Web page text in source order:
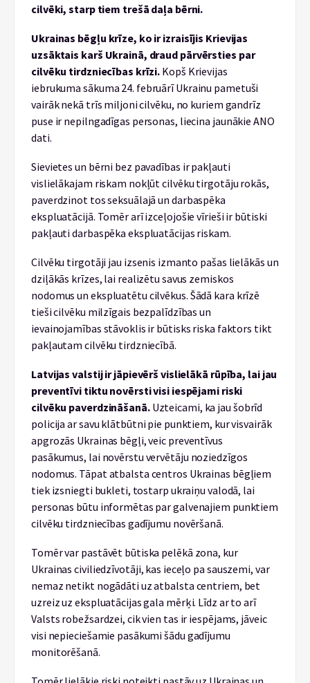
cilvēki, starp tiem trešā daļa bērni.
Ukrainas bēgļu krīze, ko ir izraisījis Krievijas
uzsāktais karš Ukrainā, draud pārvērsties par
cilvēku tirdzniecības krīzi. Kopš Krievijas
iebrukuma sākuma 24. februārī Ukrainu pametuši
vairāk nekā trīs miljoni cilvēku, no kuriem gandrīz
puse ir nepilngadīgas personas, liecina jaunākie ANO
dati.
Sievietes un bērni bez pavadības ir pakļauti
vislielākajam riskam nokļūt cilvēku tirgotāju rokās,
paverdzinot tos seksuālajā un darbaspēka
ekspluatācijā. Tomēr arī izceļojošie vīrieši ir būtiski
pakļauti darbaspēka ekspluatācijas riskam.
Cilvēku tirgotāji jau izsenis izmanto pašas lielākās un
dziļākās krīzes, lai realizētu savus zemiskos
nodomus un ekspluatētu cilvēkus. Šādā kara krīzē
tieši cilvēku milzīgais bezpalīdzības un
ievainojamības stāvoklis ir būtisks riska faktors tikt
pakļautam cilvēku tirdzniecībā.
Latvijas valstij ir jāpievērš vislielākā rūpība, lai jau
preventīvi tiktu novērsti visi iespējami riski
cilvēku paverdzināšanā.Uzteicami, ka jau šobrīd
policija ar savu klātbūtni pie punktiem, kur visvairāk
apgrozās Ukrainas bēgļi, veic preventīvus
pasākumus, lai novērstu vervētāju noziedzīgos
nodomus. Tāpat atbalsta centros Ukrainas bēgļiem
tiek izsniegti bukleti, tostarp ukraiņu valodā, lai
personas būtu informētas par galvenajiem punktiem
cilvēku tirdzniecības gadījumu novēršanā.
Tomēr var pastāvēt būtiska pelēkā zona, kur
Ukrainas civiliedzīvotāji, kas ieceļo pa sauszemi, var
nemaz netikt nogādāti uz atbalsta centriem, bet
uzreiz uz ekspluatācijas gala mērķi. Līdz ar to arī
Valsts robežsardzei, cik vien tas ir iespējams, jāveic
visi nepieciešamie pasākumi šādu gadījumu
monitorēšanā.